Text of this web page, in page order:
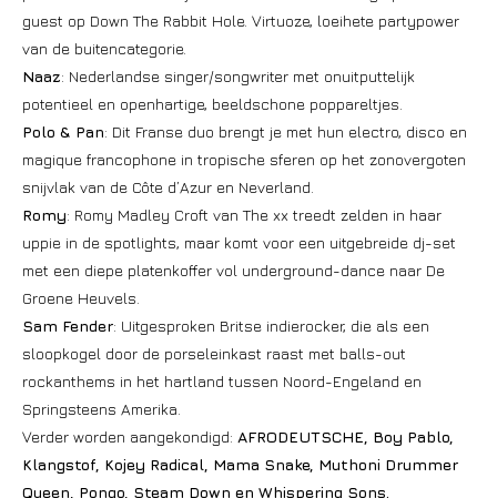
guest op Down The Rabbit Hole. Virtuoze, loeihete partypower
van de buitencategorie.
Naaz: Nederlandse singer/songwriter met onuitputtelijk
potentieel en openhartige, beeldschone poppareltjes.
Polo & Pan: Dit Franse duo brengt je met hun electro, disco en
magique francophone in tropische sferen op het zonovergoten
snijvlak van de Côte d’Azur en Neverland.
Romy: Romy Madley Croft van The xx treedt zelden in haar
uppie in de spotlights, maar komt voor een uitgebreide dj-set
met een diepe platenkoffer vol underground-dance naar De
Groene Heuvels.
Sam Fender: Uitgesproken Britse indierocker, die als een
sloopkogel door de porseleinkast raast met balls-out
rockanthems in het hartland tussen Noord-Engeland en
Springsteens Amerika.
Verder worden aangekondigd: AFRODEUTSCHE, Boy Pablo,
Klangstof, Kojey Radical, Mama Snake, Muthoni Drummer
Queen, Pongo, Steam Down en Whispering Sons.